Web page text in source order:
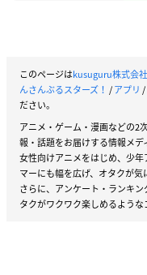
このページはkusuguru株式会社
んさんぶるスターズ！ /アプリ /
ださい。
アニメ・ゲーム・漫画などの2
報・話題をお届けする情報メデ
女性向けアニメをはじめ、少
マーにも幅を広げ、オタクが気
さらに、アンケート・ランキ
タクがワクワク楽しめるような